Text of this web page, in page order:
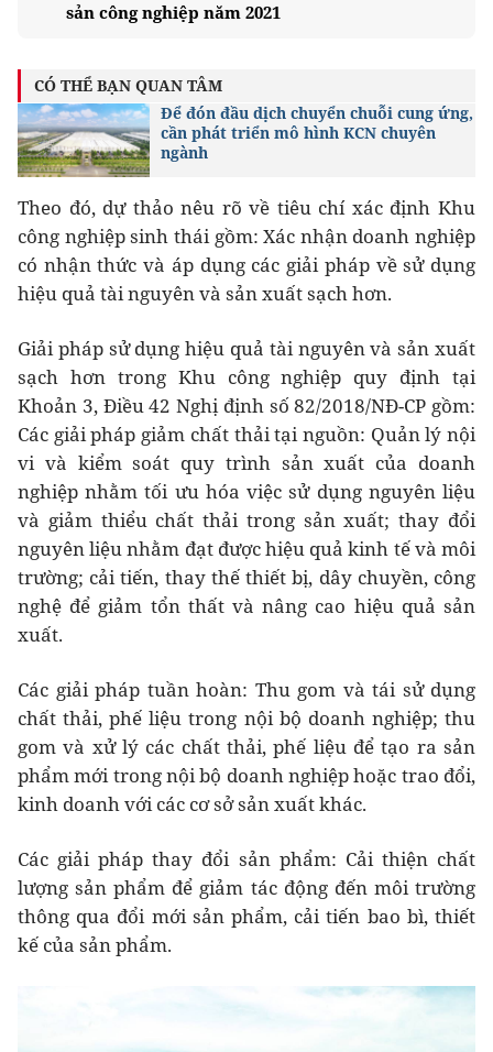
sản công nghiệp năm 2021
CÓ THỂ BẠN QUAN TÂM
Để đón đầu dịch chuyển chuỗi cung ứng,
cần phát triển mô hình KCN chuyên
ngành
Theo đó, dự thảo nêu rõ về tiêu chí xác định Khu
công nghiệp sinh thái gồm: Xác nhận doanh nghiệp
có nhận thức và áp dụng các giải pháp về sử dụng
hiệu quả tài nguyên và sản xuất sạch hơn.
Giải pháp sử dụng hiệu quả tài nguyên và sản xuất
sạch hơn trong Khu công nghiệp quy định tại
Khoản 3, Điều 42 Nghị định số 82/2018/NĐ-CP gồm:
Các giải pháp giảm chất thải tại nguồn: Quản lý nội
vi và kiểm soát quy trình sản xuất của doanh
nghiệp nhằm tối ưu hóa việc sử dụng nguyên liệu
và giảm thiểu chất thải trong sản xuất; thay đổi
nguyên liệu nhằm đạt được hiệu quả kinh tế và môi
trường; cải tiến, thay thế thiết bị, dây chuyền, công
nghệ để giảm tổn thất và nâng cao hiệu quả sản
xuất.
Các giải pháp tuần hoàn: Thu gom và tái sử dụng
chất thải, phế liệu trong nội bộ doanh nghiệp; thu
gom và xử lý các chất thải, phế liệu để tạo ra sản
phẩm mới trong nội bộ doanh nghiệp hoặc trao đổi,
kinh doanh với các cơ sở sản xuất khác.
Các giải pháp thay đổi sản phẩm: Cải thiện chất
lượng sản phẩm để giảm tác động đến môi trường
thông qua đổi mới sản phẩm, cải tiến bao bì, thiết
kế của sản phẩm.